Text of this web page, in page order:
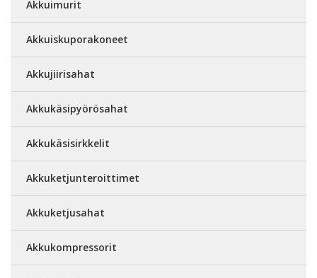
Akkuimurit
Akkuiskuporakoneet
Akkujiirisahat
Akkukäsipyörösahat
Akkukäsisirkkelit
Akkuketjunteroittimet
Akkuketjusahat
Akkukompressorit